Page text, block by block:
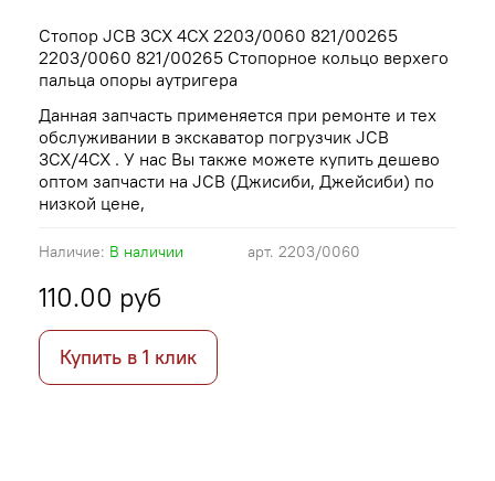
арт. 2203/0060
Наличие: В наличии
110.00 руб
Купить в 1 клик
Стопор JCB 3CX 4CX 2203/0060 821/00265
2203/0060 821/00265 Стопорное кольцо верхего
пальца опоры аутригера
Данная запчасть применяется при ремонте и тех
обслуживании в экскаватор погрузчик JCB
3CX/4CX . У нас Вы также можете купить дешево
оптом запчасти на JCB (Джисиби, Джейсиби) по
низкой цене,